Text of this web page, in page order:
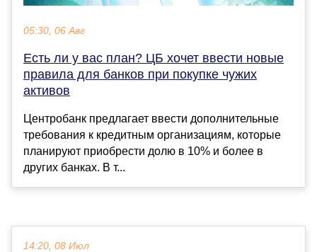
05:30, 06 Авг
Есть ли у вас план? ЦБ хочет ввести новые
правила для банков при покупке чужих
активов
Центробанк предлагает ввести дополнительные
требования к кредитным организациям, которые
планируют приобрести долю в 10% и более в
других банках. В т...
14:20, 08 Июл